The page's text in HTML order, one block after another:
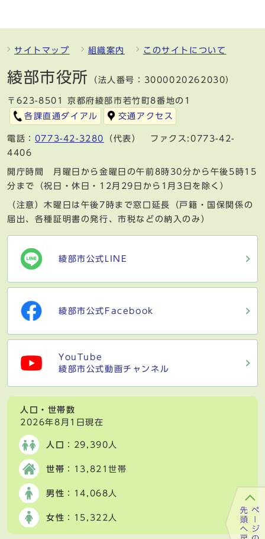
サイトマップ 組織案内 このサイトについて
綾部市役所 （法人番号：3000020262030）
〒623-8501 京都府綾部市若竹町8番地の1
各課直通ダイアル
交通アクセス
電話： 0773-42-3280
（代表） ファクス:0773-42-
4406
開庁時間 月曜日から金曜日の午前8時30分から午後5時15
分まで（祝日・休日・12月29日から1月3日を除く）
（注意）木曜日は午後7時まで窓口延長（戸籍・国保関係の
届出、各種証明書の発行、市税などの納入のみ）
綾部市公式LINE
綾部市公式Facebook
YouTube
綾部市公式動画チャンネル
人口・世帯数
2026年8月1日現在
人口 ：29,390人
世帯 ：13,821世帯
男性 ：14,068人
女性 ：15,322人